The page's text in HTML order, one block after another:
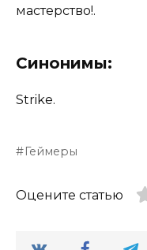
мастерство!.
Синонимы:
Strike.
Геймеры
Оцените статью